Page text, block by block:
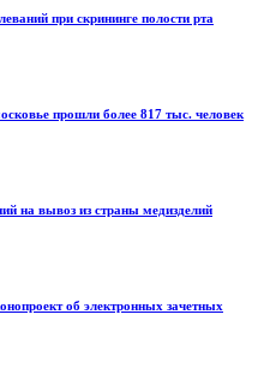
при скрининге полости рта
прошли более 817 тыс. человек
на вывоз из страны медизделий
об электронных зачетных